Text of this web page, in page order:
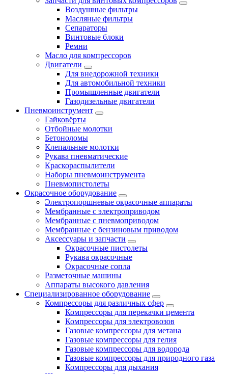
Воздушные фильтры
Масляные фильтры
Сепараторы
Винтовые блоки
Ремни
Масло для компрессоров
Двигатели
Для внедорожной техники
Для автомобильной техники
Промышленные двигатели
Газодизельные двигатели
Пневмоинструмент
Гайковёрты
Отбойные молотки
Бетоноломы
Клепальные молотки
Рукава пневматические
Краскораспылители
Наборы пневмоинструмента
Пневмопистолеты
Окрасочное оборудование
Электропоршневые окрасочные аппараты
Мембранные с электроприводом
Мембранные с пневмоприводом
Мембранные с бензиновым приводом
Аксессуары и запчасти
Окрасочные пистолеты
Рукава окрасочные
Окрасочные сопла
Разметочные машины
Аппараты высокого давления
Специализированное оборудование
Компрессоры для различных сфер
Компрессоры для перекачки цемента
Компрессоры для электровозов
Газовые компрессоры для метана
Газовые компрессоры для гелия
Газовые компрессоры для водорода
Газовые компрессоры для природного газа
Компрессоры для дыхания